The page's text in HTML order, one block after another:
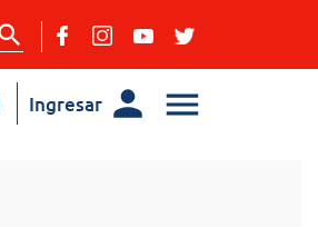
Ingresar